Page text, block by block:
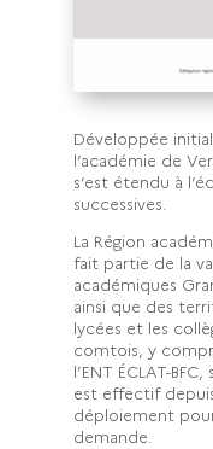
Développée
l’académie de
s’est étendu à
successives.
La Région
fait partie de la
académiques
ainsi que des
lycées et les
comtois, y
l’ENT ÉCLAT-
est effectif
déploiement
demande.